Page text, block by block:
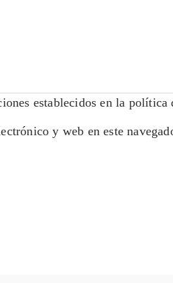
establecidos en la
y web en este